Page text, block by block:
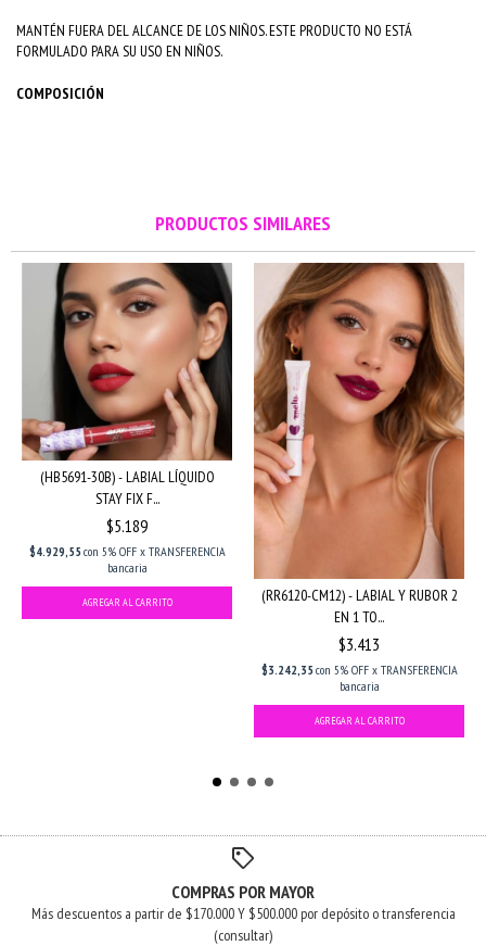
MANTÉN FUERA DEL ALCANCE DE LOS NIÑOS. ESTE PRODUCTO NO ESTÁ
FORMULADO PARA SU USO EN NIÑOS.
COMPOSICIÓN
PRODUCTOS SIMILARES
(HB5691-30B) - LABIAL LÍQUIDO
STAY FIX F...
$5.189
$4.929,55 con 5% OFF x TRANSFERENCIA
bancaria
(RR6120-CM12) - LABIAL Y RUBOR 2
EN 1 TO...
$3.413
$3.242,35 con 5% OFF x TRANSFERENCIA
bancaria
COMPRAS POR MAYOR
Más descuentos a partir de $170.000 Y $500.000 por depósito o transferencia
(consultar)